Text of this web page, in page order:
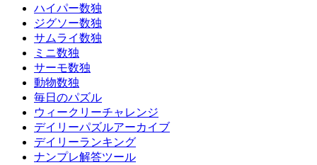
ハイパー数独
ジグソー数独
サムライ数独
ミニ数独
サーモ数独
動物数独
毎日のパズル
ウィークリーチャレンジ
デイリーパズルアーカイブ
デイリーランキング
ナンプレ解答ツール